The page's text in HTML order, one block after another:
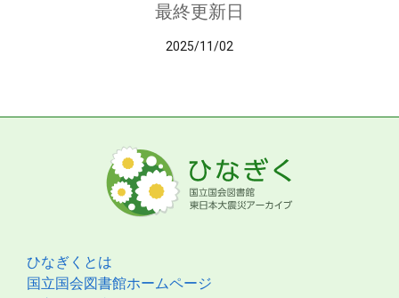
最終更新日
2025/11/02
ひなぎくとは
国立国会図書館ホームページ